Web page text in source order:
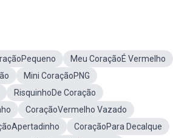
Meu CoraçãoÉ Vermelho
Mini CoraçãoPNG
RisquinhoDe Coração
CoraçãoVermelho Vazado
CoraçãoPara Decalque